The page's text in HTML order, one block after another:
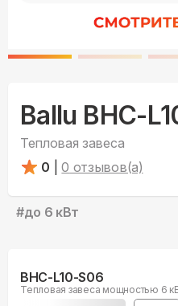
Ballu BHC-
Тепловая завеса
0
0 отзывов(а)
#до 6 кВт
BHC-L10-S06
Тепловая завеса мощностью 6